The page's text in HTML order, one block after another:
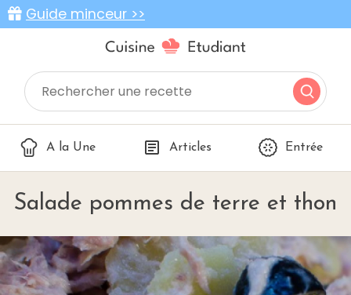
Guide minceur >>
A la Une Articles Entrée
Salade pommes de terre et thon